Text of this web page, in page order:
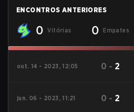
ENCONTROS ANTERIORES
0 Vitórias 0 Empates
out. 14 - 2023, 12:05 0 - 2
jun. 06 - 2023, 11:21 0 - 2